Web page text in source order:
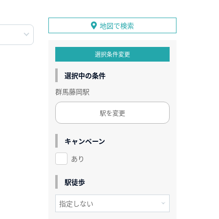
地図で検索
選択条件変更
選択中の条件
群馬藤岡駅
駅を変更
キャンペーン
あり
駅徒歩